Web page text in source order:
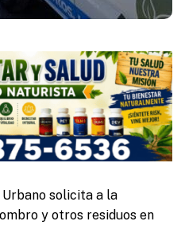
solicita a la
y otros residuos en